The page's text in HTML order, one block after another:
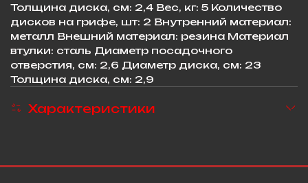
Толщина диска, см: 2,4 Вес, кг: 5 Количество
дисков на грифе, шт: 2 Внутренний материал:
металл Внешний материал: резина Материал
втулки: сталь Диаметр посадочного
отверстия, см: 2,6 Диаметр диска, см: 23
Толщина диска, см: 2,9
Характеристики